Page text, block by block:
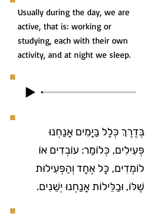
Usually during the day, we are
active, that is: working or
studying, each with their own
activity, and at night we sleep.
בְּדֶרֶךְ כְּלָל בַּיָּמִים אֲנַחְנוּ
פְּעִילִים, כְּלוֹמַר: עוֹבְדִים אוֹ
לוֹמְדִים, כָּל אֶחָד וְהַפְּעִילוּת
שֶׁלּוֹ, וּבַלֵּילוֹת אֲנַחְנוּ יְשֵׁנִים.